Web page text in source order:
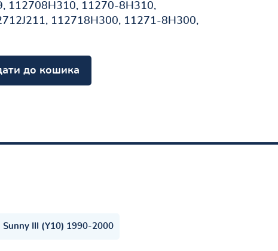
112708H310, 11270-8H310,
112718H300, 11271-8H300,
до кошика
Sunny III (Y10) 1990-2000